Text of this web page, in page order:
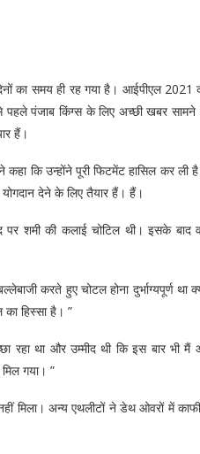
का समय ही रह गया है। आईपीएल 2021
पंजाब किंग्स के लिए अच्छी खबर
हैं।
कहा कि उन्होंने पूरी फिटमेंट हासिल कर
देने के लिए तैयार हैं। हैं।
शमी की कलाई चोटिल थी। इसके बाद
करते हुए चोटल होना दुर्भाग्यपूर्ण था
हिस्सा है। ”
रहा था और उम्मीद थी कि इस बार भी मैं
गया। ”
मिला। अन्य एथलीटों ने डेथ ओवरों में